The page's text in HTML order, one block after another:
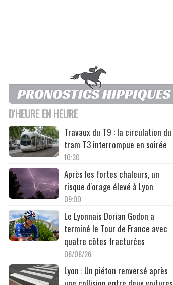
D'HEURE EN HEURE
Travaux du T9 : la circulation du
tram T3 interrompue en soirée
10:30
Après les fortes chaleurs, un
risque d'orage élevé à Lyon
09:00
Le Lyonnais Dorian Godon a
terminé le Tour de France avec
quatre côtes fracturées
08/08/26
Lyon : Un piéton renversé après